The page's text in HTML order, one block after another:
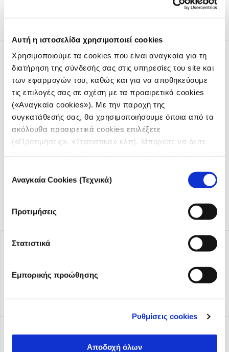
Αυτή η ιστοσελίδα χρησιμοποιεί cookies
Χρησιμοποιούμε τα cookies που είναι αναγκαία για τη
διατήρηση της σύνδεσής σας στις υπηρεσίες του site και
των εφαρμογών του, καθώς και για να αποθηκεύουμε
τις επιλογές σας σε σχέση με τα προαιρετικά cookies
(«Αναγκαία cookies»). Με την παροχή της
συγκατάθεσής σας, θα χρησιμοποιήσουμε όποια από τα
ακόλουθα προαιρετικά cookies επιλέξετε
(«Προτιμήσεις», «Στατιστικά» κλπ). Μπορείτε να δείτε
συγκατάθεσης
Αναγκαία Cookies (Τεχνικά)
Προτιμήσεις
Στατιστικά
Εμπορικής προώθησης
Ρυθμίσεις cookies
Αποδοχή όλων
Το iMEdD είναι ένας μη κερδοσκοπικός δημοσιογραφικός
οργανισμός που ιδρύθηκε το 2018 με αποκλειστική δωρεά
από το Ίδρυμα Σταύρος Νιάρχος (ΙΣΝ). Αποστολή του είναι η
ενίσχυση της διαφάνειας, της αξιοπιστίας και της
ανεξαρτησίας στη δημοσιογραφία.